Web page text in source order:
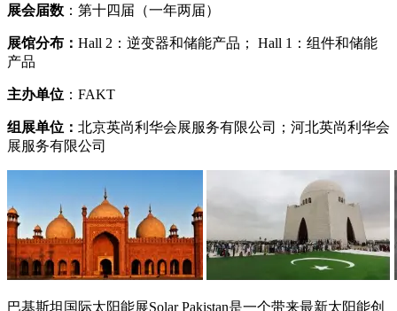
展会届数 ：第十四届（一年两届）
展馆分布： Hall 2：逆变器和储能产品； Hall 1：组件和储能
产品
主办单位 ：FAKT
组展单位： 北京英尚利华会展服务有限公司；河北英尚利华会
展服务有限公司
巴基斯坦国际太阳能展Solar Pakistan是一个带来最新太阳能创